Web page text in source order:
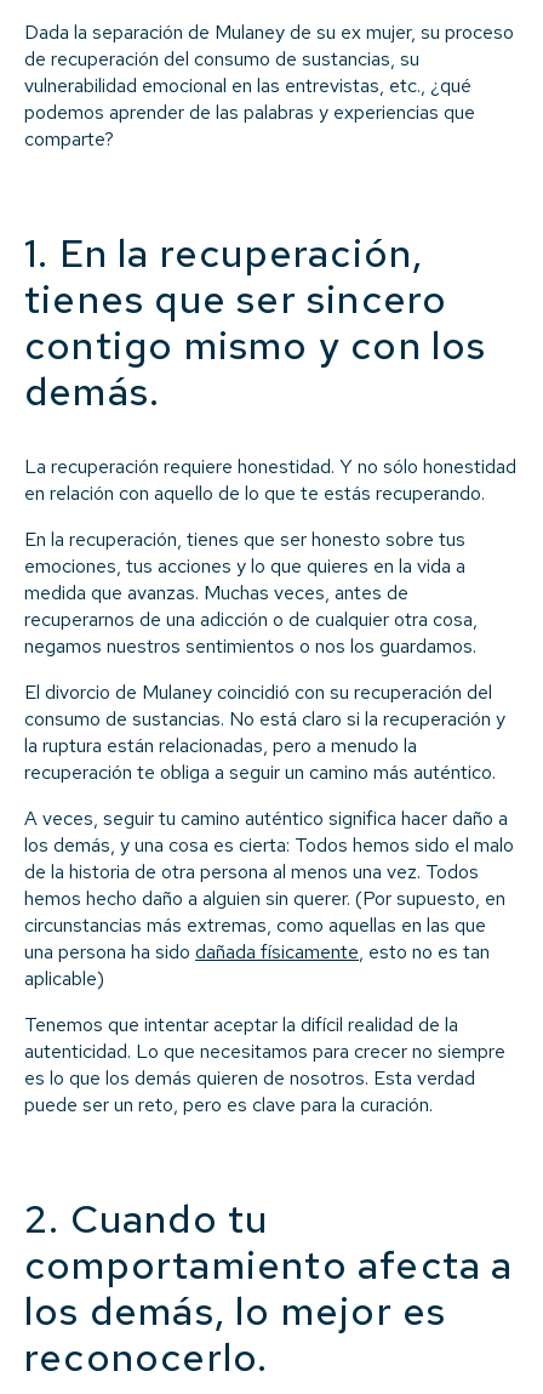
Dada la separación de Mulaney de su ex mujer, su proceso
de recuperación del consumo de sustancias, su
vulnerabilidad emocional en las entrevistas, etc., ¿qué
podemos aprender de las palabras y experiencias que
comparte?
1. En la recuperación,
tienes que ser sincero
contigo mismo y con los
demás.
La recuperación requiere honestidad. Y no sólo honestidad
en relación con aquello de lo que te estás recuperando.
En la recuperación, tienes que ser honesto sobre tus
emociones, tus acciones y lo que quieres en la vida a
medida que avanzas. Muchas veces, antes de
recuperarnos de una adicción o de cualquier otra cosa,
negamos nuestros sentimientos o nos los guardamos.
El divorcio de Mulaney coincidió con su recuperación del
consumo de sustancias. No está claro si la recuperación y
la ruptura están relacionadas, pero a menudo la
recuperación te obliga a seguir un camino más auténtico.
A veces, seguir tu camino auténtico significa hacer daño a
los demás, y una cosa es cierta: Todos hemos sido el malo
de la historia de otra persona al menos una vez. Todos
hemos hecho daño a alguien sin querer. (Por supuesto, en
circunstancias más extremas, como aquellas en las que
una persona ha sido dañada físicamente, esto no es tan
aplicable)
Tenemos que intentar aceptar la difícil realidad de la
autenticidad. Lo que necesitamos para crecer no siempre
es lo que los demás quieren de nosotros. Esta verdad
puede ser un reto, pero es clave para la curación.
2. Cuando tu
comportamiento afecta a
los demás, lo mejor es
reconocerlo.